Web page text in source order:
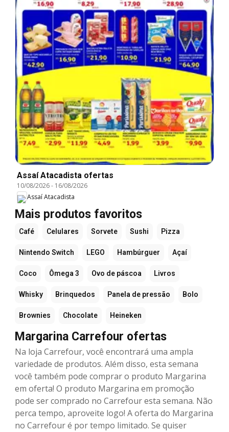
Assaí Atacadista ofertas
10/08/2026- 16/08/2026
Assaí Atacadista
Mais produtos favoritos
Café Celulares Sorvete Sushi Pizza
Nintendo Switch LEGO Hambúrguer Açaí
Coco Ômega 3 Ovo de páscoa Livros
Whisky Brinquedos Panela de pressão Bolo
Brownies Chocolate Heineken
Margarina Carrefour ofertas
Na loja Carrefour, você encontrará uma ampla
variedade de produtos. Além disso, esta semana
você também pode comprar o produto Margarina
em oferta! O produto Margarina em promoção
pode ser comprado no Carrefour esta semana. Não
perca tempo, aproveite logo! A oferta do Margarina
no Carrefour é por tempo limitado. Se quiser